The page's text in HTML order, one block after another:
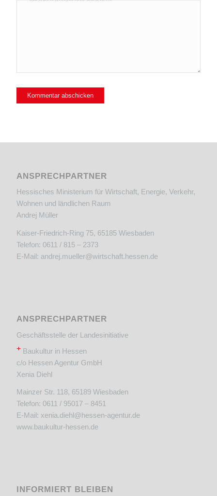
ANSPRECHPARTNER
Hessisches Ministerium für Wirtschaft, Energie, Verkehr,
Wohnen und ländlichen Raum
Andrej Müller
Kaiser-Friedrich-Ring 75, 65185 Wiesbaden
Telefon: 0611 / 815 – 2373
E-Mail: andrej.mueller@wirtschaft.hessen.de
ANSPRECHPARTNER
Geschäftsstelle der Landesinitiative
+Baukultur in Hessen
c/o Hessen Agentur GmbH
Xenia Diehl
Mainzer Str. 118, 65189 Wiesbaden
Telefon: 0611 / 95017 – 8451
E-Mail: xenia.diehl@hessen-agentur.de
www.baukultur-hessen.de
INFORMIERT BLEIBEN